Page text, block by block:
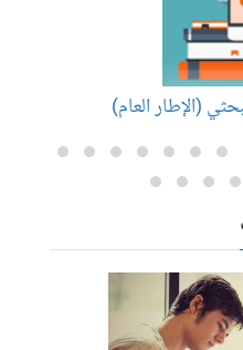
(الإطار العام)